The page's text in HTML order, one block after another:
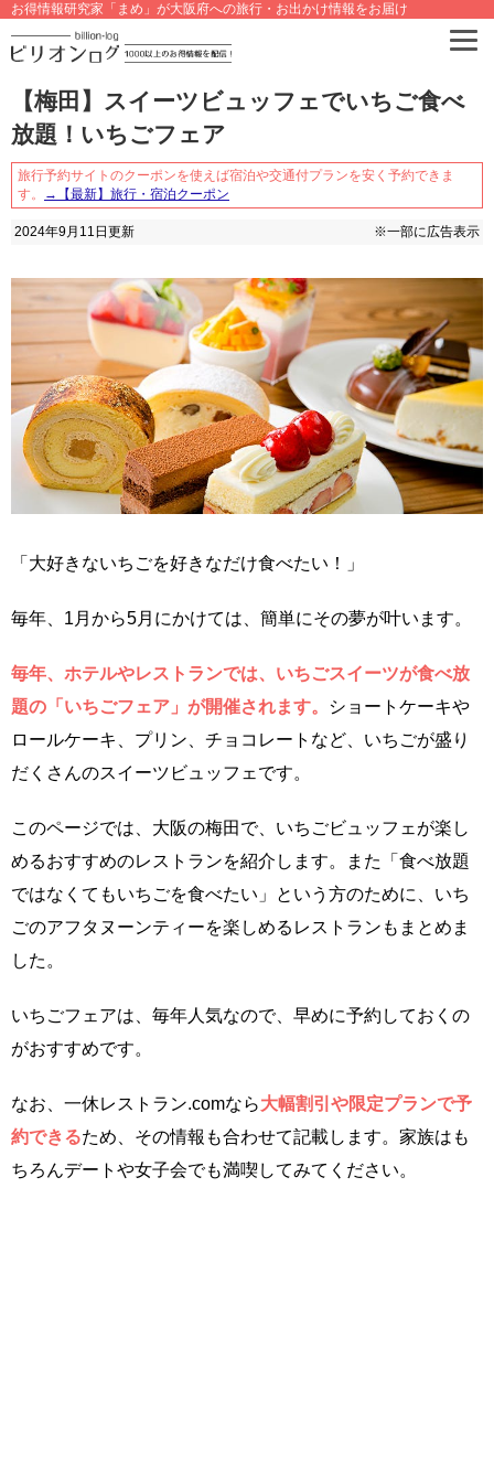
お得情報研究家「まめ」が大阪府への旅行・お出かけ情報をお届け
【梅田】スイーツビュッフェでいちご食べ
放題！いちごフェア
旅行予約サイトのクーポンを使えば宿泊や交通付プランを安く予約できま
す。
→【最新】旅行・宿泊クーポン
2024年9月11日 更新 ※一部に広告表示
「大好きないちごを好きなだけ食べたい！」
毎年、1月から5月にかけては、簡単にその夢が叶います。
毎年、ホテルやレストランでは、いちごスイーツが食べ放
題の「いちごフェア」が開催されます。
ショートケーキや
ロールケーキ、プリン、チョコレートなど、いちごが盛り
だくさんのスイーツビュッフェです。
このページでは、大阪の梅田で、いちごビュッフェが楽し
めるおすすめのレストランを紹介します。また「食べ放題
ではなくてもいちごを食べたい」という方のために、いち
ごのアフタヌーンティーを楽しめるレストランもまとめま
した。
いちごフェアは、毎年人気なので、早めに予約しておくの
がおすすめです。
なお、一休レストラン.comなら大幅割引や限定プランで予
約できるため、その情報も合わせて記載します。家族はも
ちろんデートや女子会でも満喫してみてください。